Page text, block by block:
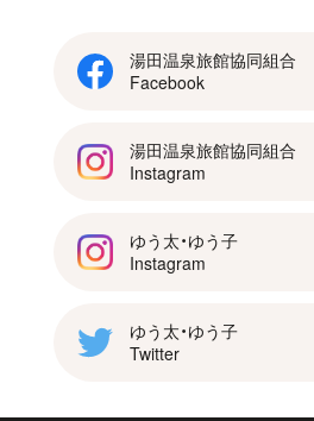
湯田温泉旅館協同組合
Facebook
湯田温泉旅館協同組合
Instagram
ゆう太・ゆう子
Instagram
ゆう太・ゆう子
Twitter